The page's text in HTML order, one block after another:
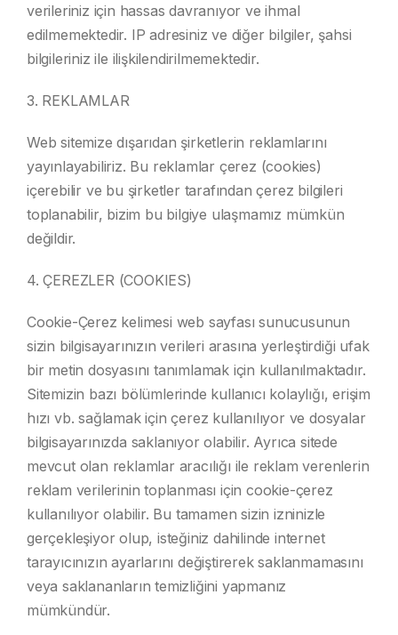
verileriniz için hassas davranıyor ve ihmal
edilmemektedir. IP adresiniz ve diğer bilgiler, şahsi
bilgileriniz ile ilişkilendirilmemektedir.
3. REKLAMLAR
Web sitemize dışarıdan şirketlerin reklamlarını
yayınlayabiliriz. Bu reklamlar çerez (cookies)
içerebilir ve bu şirketler tarafından çerez bilgileri
toplanabilir, bizim bu bilgiye ulaşmamız mümkün
değildir.
4. ÇEREZLER (COOKIES)
Cookie-Çerez kelimesi web sayfası sunucusunun
sizin bilgisayarınızın verileri arasına yerleştirdiği ufak
bir metin dosyasını tanımlamak için kullanılmaktadır.
Sitemizin bazı bölümlerinde kullanıcı kolaylığı, erişim
hızı vb. sağlamak için çerez kullanılıyor ve dosyalar
bilgisayarınızda saklanıyor olabilir. Ayrıca sitede
mevcut olan reklamlar aracılığı ile reklam verenlerin
reklam verilerinin toplanması için cookie-çerez
kullanılıyor olabilir. Bu tamamen sizin izninizle
gerçekleşiyor olup, isteğiniz dahilinde internet
tarayıcınızın ayarlarını değiştirerek saklanmamasını
veya saklananların temizliğini yapmanız
mümkündür.